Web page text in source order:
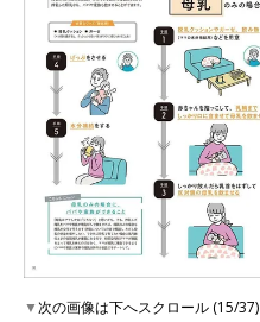
▼次の画像は下へスクロール (15/37)